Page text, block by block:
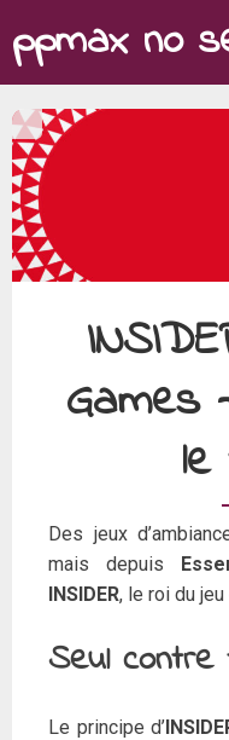
to
content
ppmax no
Games
Des jeux
mais depuis
INSIDER, le roi du jeu
Seul contre
Le principe d’